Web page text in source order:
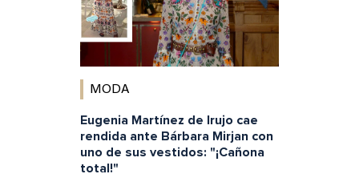
MODA
Eugenia Martínez de Irujo cae
rendida ante Bárbara Mirjan con
uno de sus vestidos: "¡Cañona
total!"